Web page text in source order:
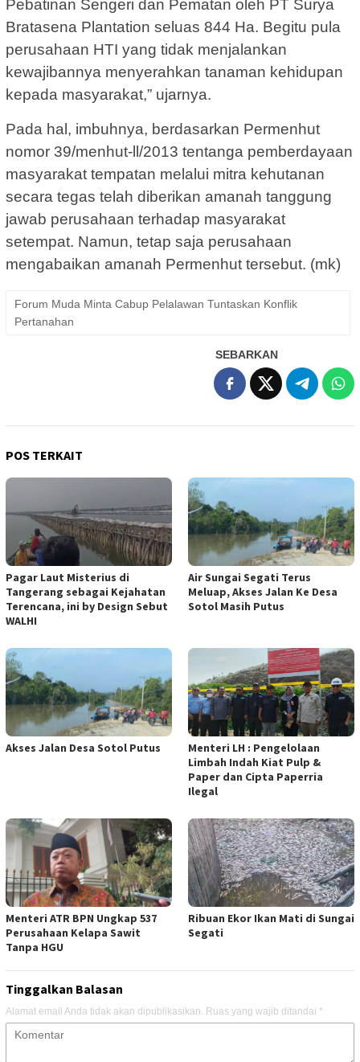
Pebatinan Sengeri dan Pematan oleh PT Surya
Bratasena Plantation seluas 844 Ha. Begitu pula
perusahaan HTI yang tidak menjalankan
kewajibannya menyerahkan tanaman kehidupan
kepada masyarakat,” ujarnya.
Pada hal, imbuhnya, berdasarkan Permenhut
nomor 39/menhut-ll/2013 tentanga pemberdayaan
masyarakat tempatan melalui mitra kehutanan
secara tegas telah diberikan amanah tanggung
jawab perusahaan terhadap masyarakat
setempat. Namun, tetap saja perusahaan
mengabaikan amanah Permenhut tersebut. (mk)
Forum Muda Minta Cabup Pelalawan Tuntaskan Konflik
Pertanahan
SEBARKAN
POS TERKAIT
Pagar Laut Misterius di
Tangerang sebagai Kejahatan
Terencana, ini by Design Sebut
WALHI
Air Sungai Segati Terus
Meluap, Akses Jalan Ke Desa
Sotol Masih Putus
Akses Jalan Desa Sotol Putus
Menteri LH : Pengelolaan
Limbah Indah Kiat Pulp &
Paper dan Cipta Paperria
Ilegal
Menteri ATR BPN Ungkap 537
Perusahaan Kelapa Sawit
Tanpa HGU
Ribuan Ekor Ikan Mati di Sungai
Segati
Tinggalkan Balasan
Alamat email Anda tidak akan dipublikasikan. Ruas yang wajib ditandai *